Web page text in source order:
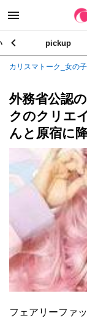
pickup
カリスマトーク_女の
外務省公認
クのクリエ
んと原宿に
フェアリーファ